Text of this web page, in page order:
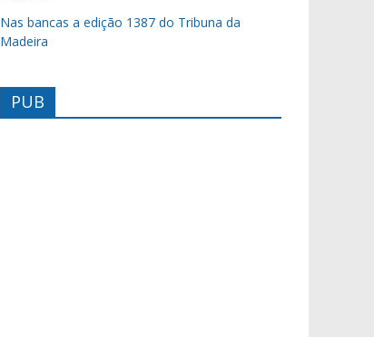
Nas bancas a edição 1387 do Tribuna da
Madeira
PUB